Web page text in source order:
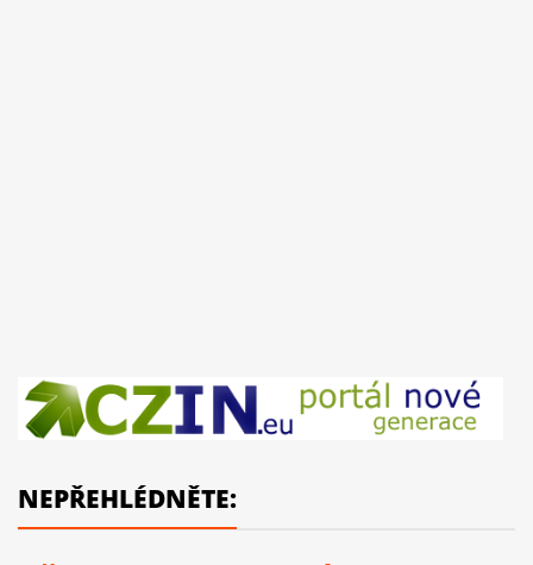
NEPŘEHLÉDNĚTE: